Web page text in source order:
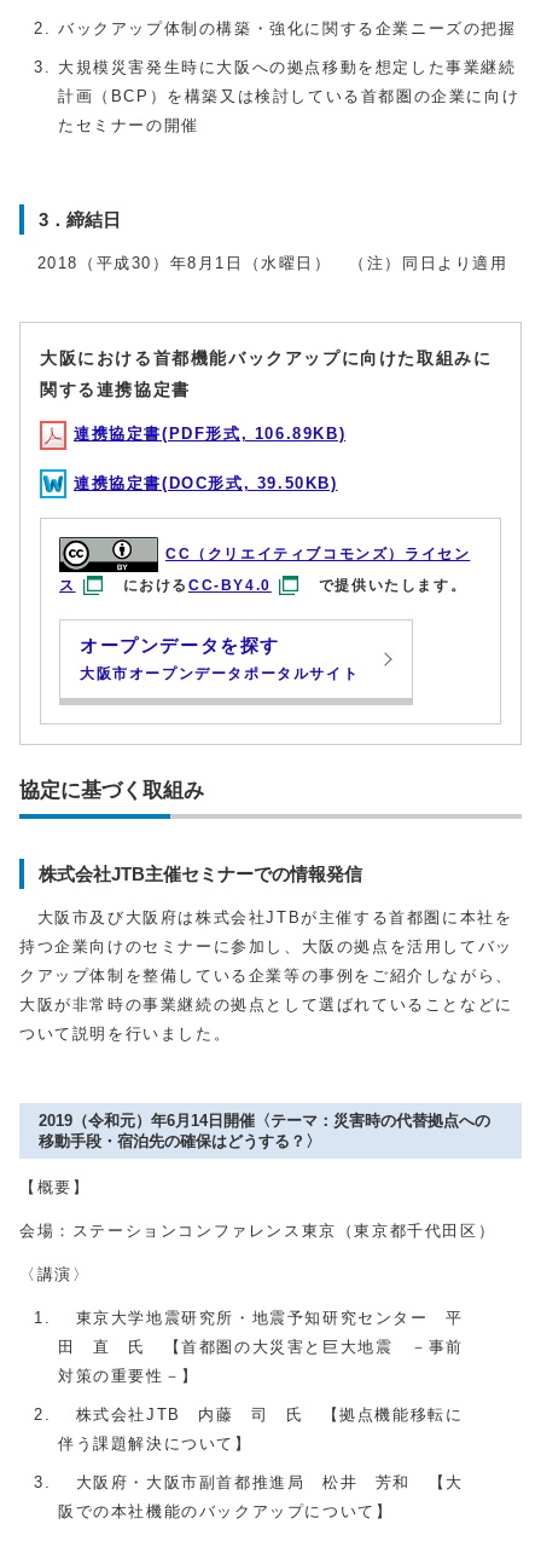
バックアップ体制の構築・強化に関する企業ニーズの把握
大規模災害発生時に大阪への拠点移動を想定した事業継続
計画（BCP）を構築又は検討している首都圏の企業に向け
たセミナーの開催
3．締結日
2018（平成30）年8月1日（水曜日） （注）同日より適用
大阪における首都機能バックアップに向けた取組みに
関する連携協定書
連携協定書(PDF形式, 106.89KB)
連携協定書(DOC形式, 39.50KB)
CC（クリエイティブコモンズ）ライセン
ス
におけるCC-BY4.0 で提供いたします。
オープンデータを探す
大阪市オープンデータポータルサイト
協定に基づく取組み
株式会社JTB主催セミナーでの情報発信
大阪市及び大阪府は株式会社JTBが主催する首都圏に本社を
持つ企業向けのセミナーに参加し、大阪の拠点を活用してバッ
クアップ体制を整備している企業等の事例をご紹介しながら、
大阪が非常時の事業継続の拠点として選ばれていることなどに
ついて説明を行いました。
2019（令和元）年6月14日開催〈テーマ：災害時の代替拠点への
移動手段・宿泊先の確保はどうする？〉
【概要】
会場：ステーションコンファレンス東京（東京都千代田区）
〈講演〉
東京大学地震研究所・地震予知研究センター 平
田 直 氏 【首都圏の大災害と巨大地震 －事前
対策の重要性－】
株式会社JTB 内藤 司 氏 【拠点機能移転に
伴う課題解決について】
大阪府・大阪市副首都推進局 松井 芳和 【大
阪での本社機能のバックアップについて】